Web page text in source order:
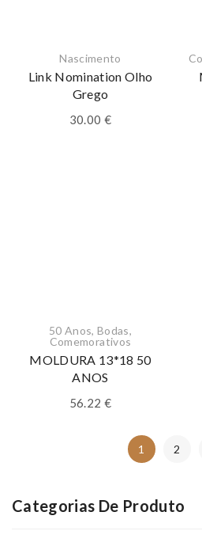
Nascimento
Link Nomination Olho
Grego
30.00 €
50 Anos,Bodas,
Comemorativos
MOLDURA 13*18 50
ANOS
56.22 €
1 2
Categorias De Produto